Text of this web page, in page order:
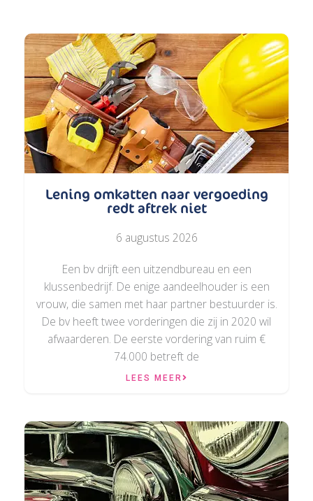
Lening omkatten naar vergoeding
redt aftrek niet
6 augustus 2026
Een bv drijft een uitzendbureau en een
klussenbedrijf. De enige aandeelhouder is een
vrouw, die samen met haar partner bestuurder is.
De bv heeft twee vorderingen die zij in 2020 wil
afwaarderen. De eerste vordering van ruim €
74.000 betreft de
LEES MEER